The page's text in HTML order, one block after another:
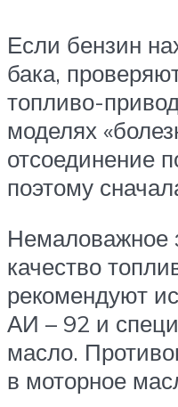
Если бензин
бака,
топливо-
моделях
отсоединение
поэтому
Немаловажное
качество
рекомендуют
АИ – 92 и
масло.
в моторное